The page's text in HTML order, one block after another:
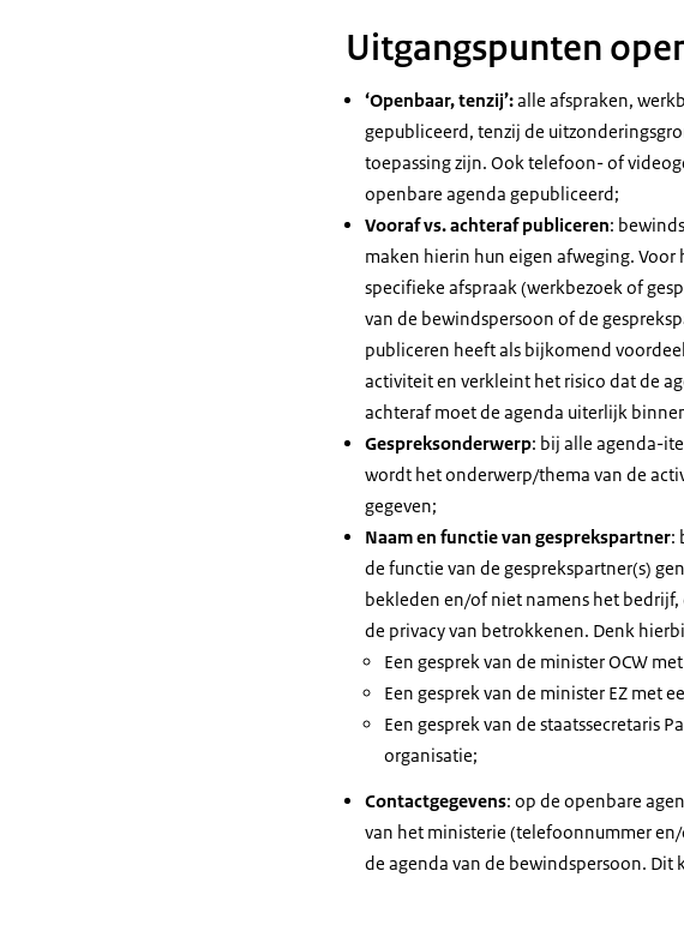
Uitgangspunten
‘Openbaar, tenzij’:alle afspraken,
gepubliceerd, tenzij de
toepassing zijn. Ook telefoon- of
openbare agenda gepubliceerd;
Vooraf vs. achteraf publiceren:
maken hierin hun eigen afweging.
specifieke afspraak (werkbezoek of
van de bewindspersoon of de
publiceren heeft als bijkomend
activiteit en verkleint het risico dat de
achteraf moet de agenda uiterlijk
Gespreksonderwerp: bij alle agenda-
wordt het onderwerp/thema van de
gegeven;
Naam en functie van gesprekspartner:
de functie van de gesprekspartner(s)
bekleden en/of niet namens het
de privacy van betrokkenen. Denk
Een gesprek van de minister OCW
Een gesprek van de minister EZ met
Een gesprek van de staatssecretaris
organisatie;
Contactgegevens: op de openbare
van het ministerie (telefoonnummer
de agenda van de bewindspersoon. Dit